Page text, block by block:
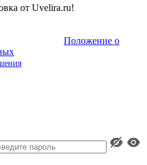
от Uvelira.ru!
Положение о